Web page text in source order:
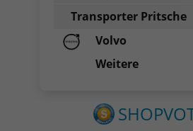
Transporter Pritsche
Volvo
Weitere